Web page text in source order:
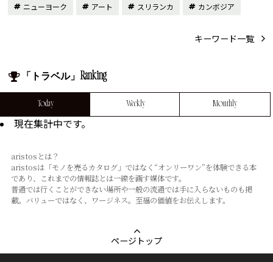
ニューヨーク
アート スリランカ カンボジア
キーワード一覧
「トラベル」Ranking
Today Weekly Monthly
現在集計中です。
aristosとは？
aristosは「モノを売るカタログ」ではなく“オンリーワン”を体験できる本
であり、これまでの情報誌とは⼀線を画す媒体です。
普通では⾏くことができない場所や⼀般の流通では⼿に⼊らないものも掲
載。バリューではなく、ワージネス。⾄福の価値をお伝えします。
ページトップ